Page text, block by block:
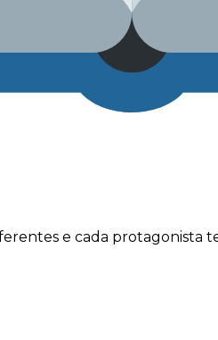
e cada protagonista